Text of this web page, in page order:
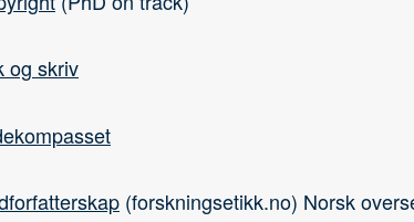
og skriv
(forskningsetikk.no) Norsk